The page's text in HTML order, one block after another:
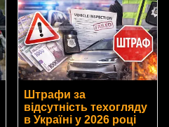
Штрафи за
відсутність техогляду
в Україні у 2026 році